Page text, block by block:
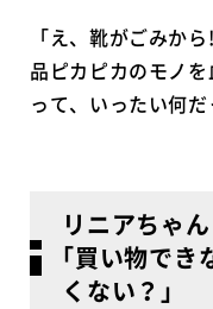
「え、靴がごみ
品ピカピカのモノ
って、いったい何だ
リニアちゃん
｢買い物でき
くない？｣